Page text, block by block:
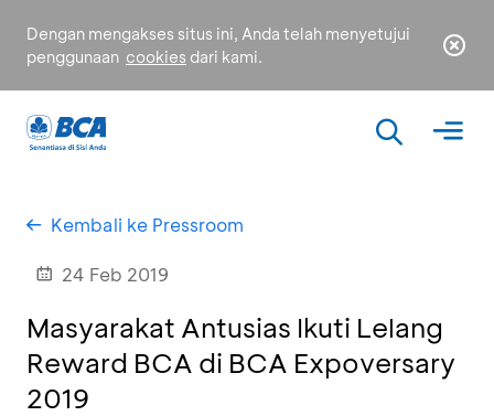
Dengan mengakses situs ini, Anda telah menyetujui
penggunaan cookies dari kami.
Kembali ke Pressroom
24 Feb 2019
Masyarakat Antusias Ikuti Lelang
Reward BCA di BCA Expoversary
2019